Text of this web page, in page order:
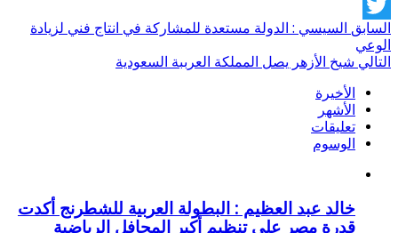
Facebook
Twitter
السابق السيسي : الدولة مستعدة للمشاركة في انتاج فني لزيادة
الوعي
التالي شيخ الأزهر يصل المملكة العرببة السعودية
الأخيرة
الأشهر
تعليقات
الوسوم
خالد عبد العظيم : البطولة العربية للشطرنج أكدت
قدرة مصر على تنظيم أكبر المحافل الرياضية